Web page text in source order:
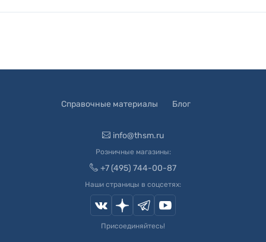
Справочные материалы Блог
info@thsm.ru
Розничные магазины:
+7 (495) 744-00-87
Наши страницы в соцсетях:
Присоединяйтесь!